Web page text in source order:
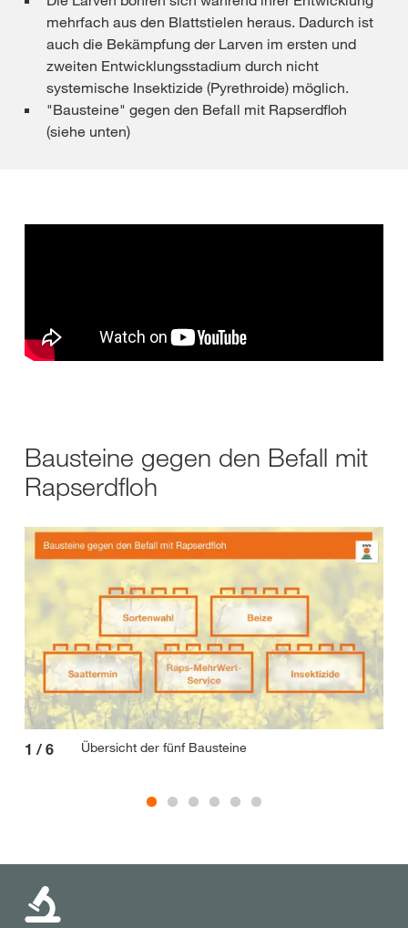
mehrfach aus den Blattstielen heraus. Dadurch ist
auch die Bekämpfung der Larven im ersten und
zweiten Entwicklungsstadium durch nicht
systemische Insektizide (Pyrethroide) möglich.
"Bausteine" gegen den Befall mit Rapserdfloh
(siehe unten)
Bausteine gegen den Befall mit
Rapserdfloh
1 / 6 Übersicht der fünf Bausteine